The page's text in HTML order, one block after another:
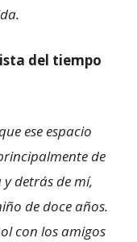
del tiempo
ese espacio
de
detrás de mí,
de doce años.
con los amigos